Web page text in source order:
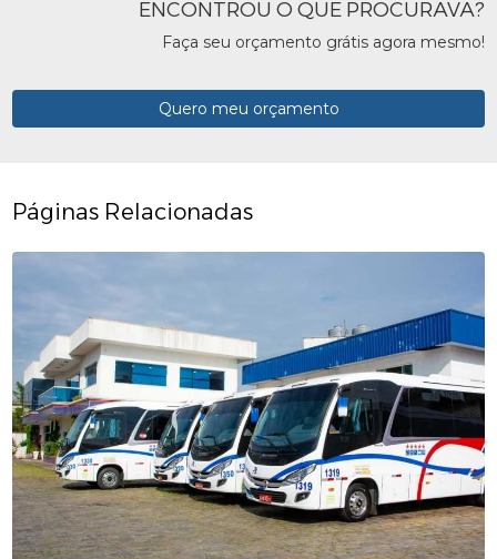
ENCONTROU O QUE PROCURAVA?
Faça seu orçamento grátis agora mesmo!
Quero meu orçamento
Páginas Relacionadas